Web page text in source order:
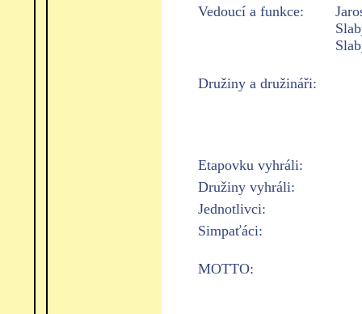
Vedoucí a funkce:
Družiny a družináři:
Etapovku vyhráli:
Družiny vyhráli:
Jednotlivci:
Simpaťáci:
MOTTO: